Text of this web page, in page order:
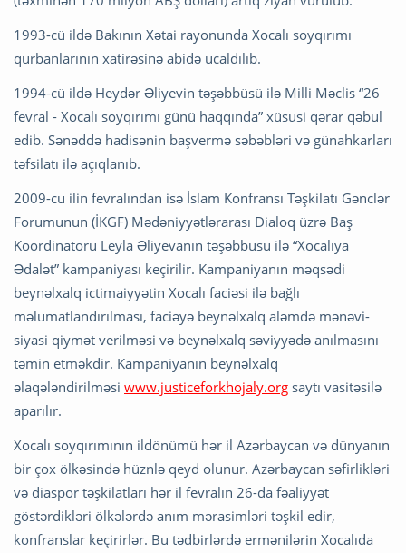
1993-cü ildə Bakının Xətai rayonunda Xocalı soyqırımı
qurbanlarının xatirəsinə abidə ucaldılıb.
1994-cü ildə Heydər Əliyevin təşəbbüsü ilə Milli Məclis “26
fevral - Xocalı soyqırımı günü haqqında” xüsusi qərar qəbul
edib. Sənəddə hadisənin başvermə səbəbləri və günahkarları
təfsilatı ilə açıqlanıb.
2009-cu ilin fevralından isə İslam Konfransı Təşkilatı Gənclər
Forumunun (İKGF) Mədəniyyətlərarası Dialoq üzrə Baş
Koordinatoru Leyla Əliyevanın təşəbbüsü ilə “Xocalıya
Ədalət” kampaniyası keçirilir. Kampaniyanın məqsədi
beynəlxalq ictimaiyyətin Xocalı faciəsi ilə bağlı
məlumatlandırılması, faciəyə beynəlxalq aləmdə mənəvi-
siyasi qiymət verilməsi və beynəlxalq səviyyədə anılmasını
təmin etməkdir. Kampaniyanın beynəlxalq
əlaqələndirilməsi www.justiceforkhojaly.org saytı vasitəsilə
aparılır.
Xocalı soyqırımının ildönümü hər il Azərbaycan və dünyanın
bir çox ölkəsində hüznlə qeyd olunur. Azərbaycan səfirlikləri
və diaspor təşkilatları hər il fevralın 26-da fəaliyyət
göstərdikləri ölkələrdə anım mərasimləri təşkil edir,
konfranslar keçirirlər. Bu tədbirlərdə ermənilərin Xocalıda